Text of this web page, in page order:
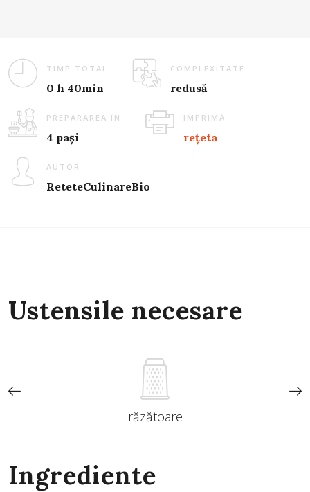
TIMP TOTAL
0 h 40min
COMPLEXITATE
redusă
PREPARAREA ÎN
4 pași
IMPRIMĂ
rețeta
AUTOR
ReteteCulinareBio
Ustensile necesare
răzătoare
Ingrediente